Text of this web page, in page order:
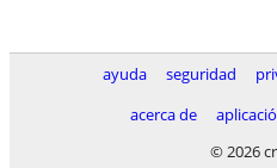
ayuda seguridad
acerca de
© 2026